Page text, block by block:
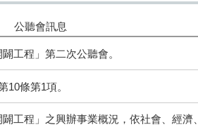
公聽會訊息
工程」第二次公聽會。
10條第1項。
工程」之興辦事業概況，依社會、經